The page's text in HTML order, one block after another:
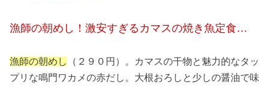
漁師の朝めし！激安すぎるカマスの焼き魚定食…
漁師の朝めし
（２９０円）。カマスの干物と魅力的なタッ
プリな鳴門ワカメの赤だし。大根おろしと少しの醤油で味